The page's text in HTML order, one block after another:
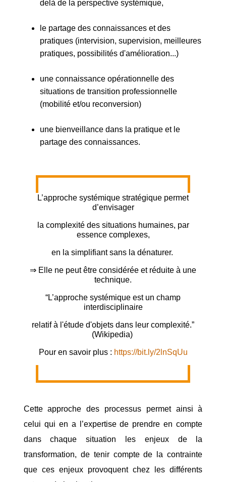
delà de la perspective systémique,
le partage des connaissances et des
pratiques (intervision, supervision, meilleures
pratiques, possibilités d'amélioration...)
une connaissance opérationnelle des
situations de transition professionnelle
(mobilité et/ou reconversion)
une bienveillance dans la pratique et le
partage des connaissances.
L’approche systémique stratégique permet
d’envisager
la complexité des situations humaines, par
essence complexes,
en la simplifiant sans la dénaturer.
⇒ Elle ne peut être considérée et réduite à une
technique.
“L’approche systémique est un champ
interdisciplinaire
relatif à l'étude d'objets dans leur complexité.”
(Wikipedia)
Pour en savoir plus : https://bit.ly/2lnSqUu
Cette approche des processus permet ainsi à
celui qui en a l’expertise de prendre en compte
dans chaque situation les enjeux de la
transformation, de tenir compte de la contrainte
que ces enjeux provoquent chez les différents